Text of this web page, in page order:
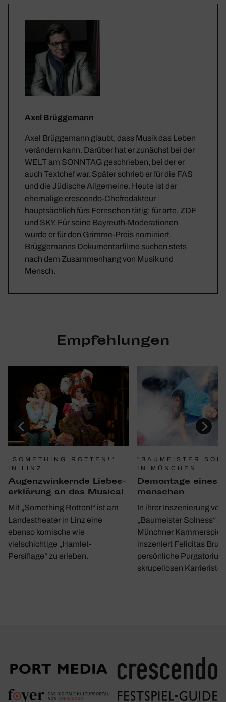
Axel Brüggemann
Axel Brüggemann glaubt, dass Musik das Leben
verändern kann. Darüber hat er zunächst bei der
WELT am SONNTAG geschrieben, bei der er
auch Textchef war. Später schrieb er für die FAS
und die Jüdische Allgemeine. Heute ist der
ehemalige crescendo-Chefredakteur
hauptsächlich fürs Fernsehen tätig: für arte, ZDF
und SKY. Für seine Bayreuth-Moderationen
wurde er für den Grimme-Preis nominiert.
Brüggemanns Dokumentarfilme suchen stets
nach dem Zusammenhang von Musik und
Mensch.
Empfehlungen
„SOMETHING ROTTEN!“
IN LINZ
Augen­zwin­kernde Liebes­
er­klä­rung an das Musical
Mit „Something Rotten!“ ist am
Landestheater in Linz eine
ebenso komische wie
vielschichtige „Hamlet-
Persiflage“ zu erleben.
"BAUMEISTER
IN MÜNCHEN
Demon­tage eines
men­schen
In ihrer Inszenierung von
„Baumeister Solness“
Münchner
inszeniert Felicitas
persönliche
skrupellosen